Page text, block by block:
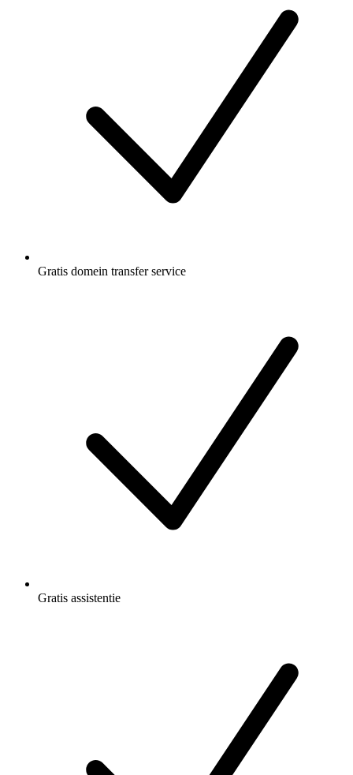
Gratis domein transfer service
Gratis assistentie